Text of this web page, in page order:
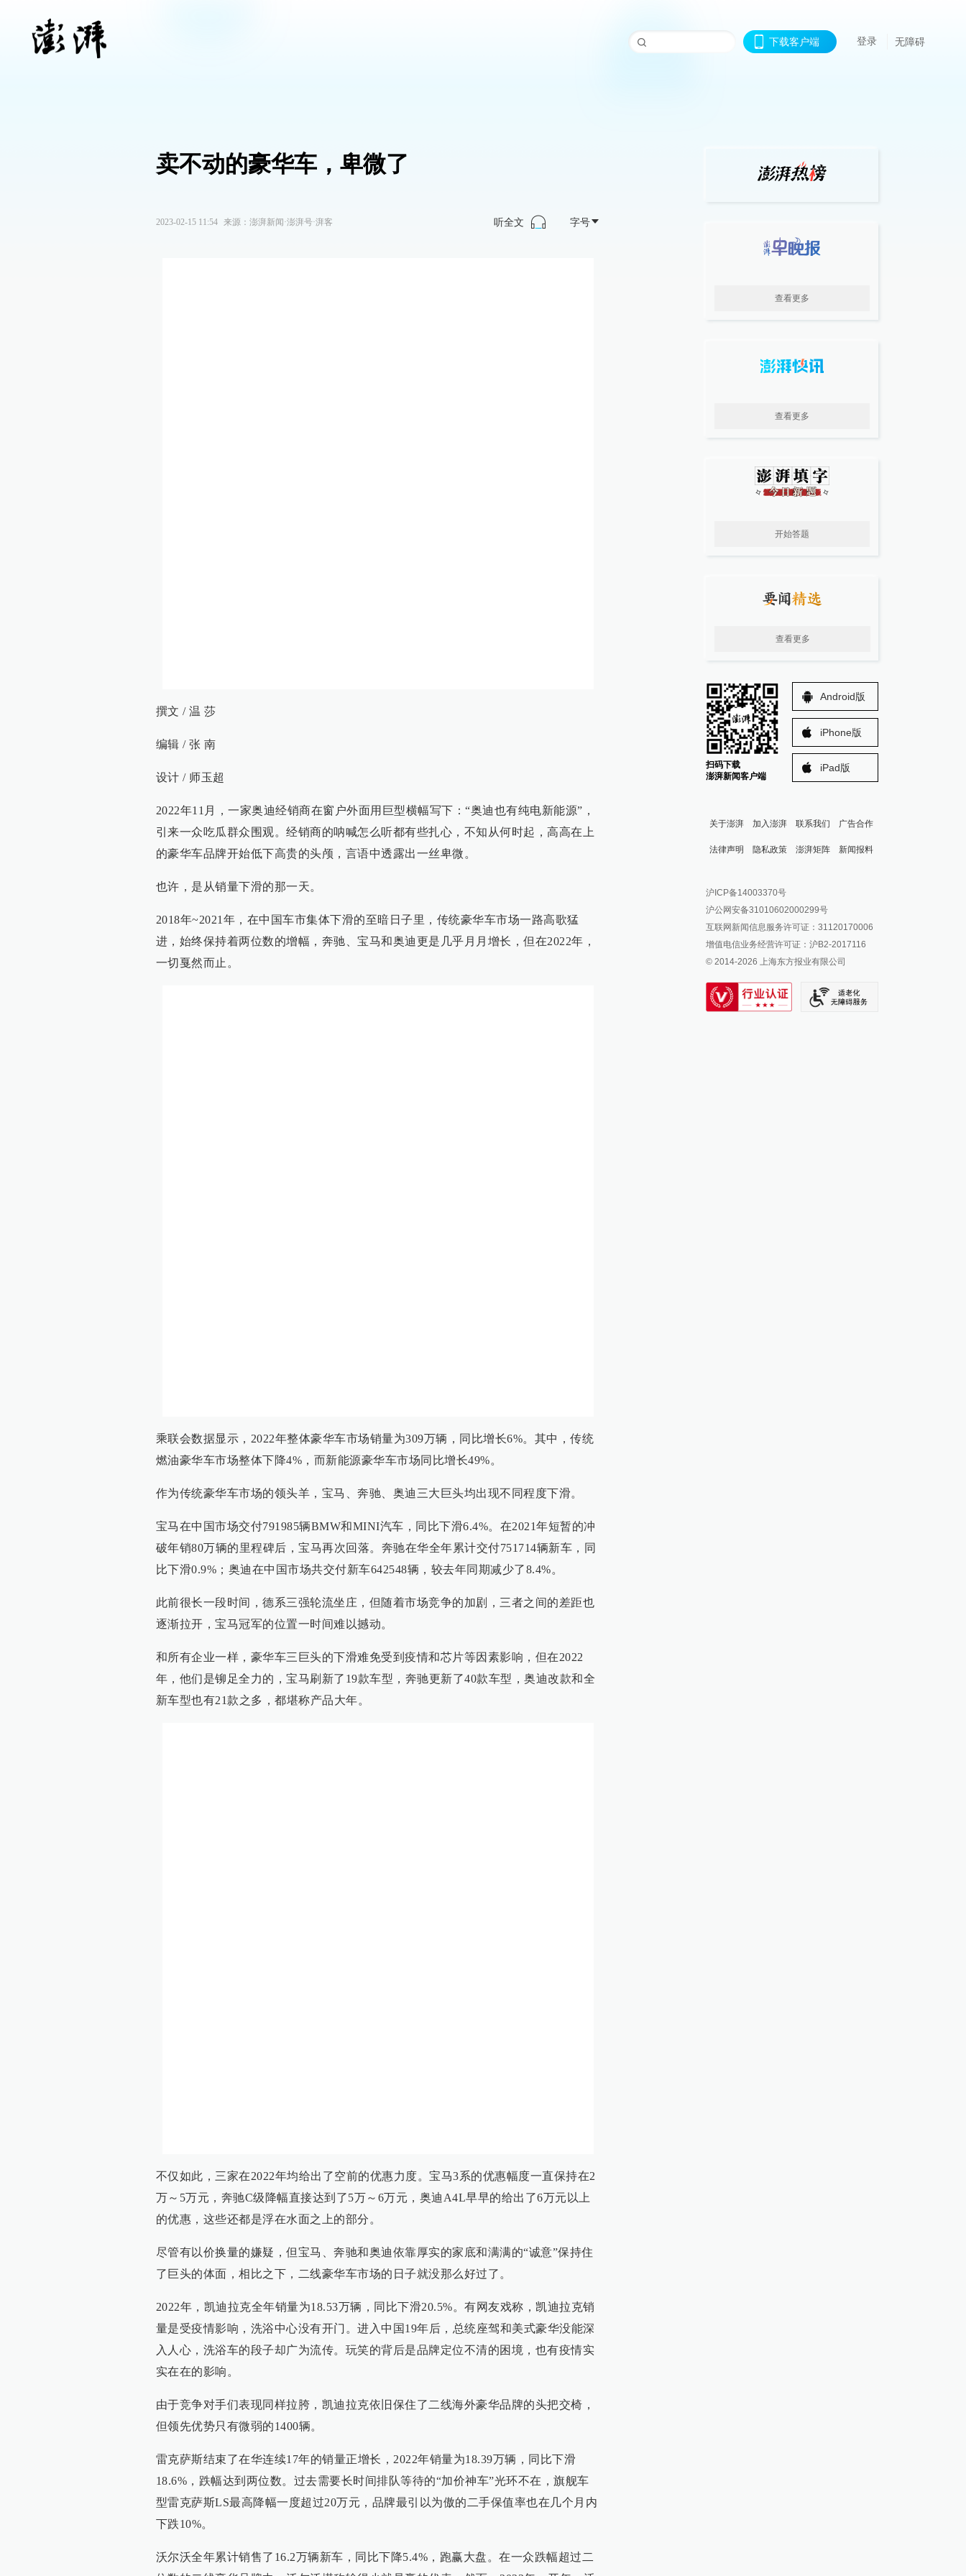
下载客户端 登录 无障碍
卖不动的豪华车，卑微了
2023-02-15 11:54 来源： 澎湃新闻·澎湃号·湃客 听全文 字号
撰文 / 温 莎
编辑 / 张 南
设计 / 师玉超
2022年11月，一家奥迪经销商在窗户外面用巨型横幅写下：“奥迪也有纯电新能源”，
引来一众吃瓜群众围观。经销商的呐喊怎么听都有些扎心，不知从何时起，高高在上
的豪华车品牌开始低下高贵的头颅，言语中透露出一丝卑微。
也许，是从销量下滑的那一天。
2018年~2021年，在中国车市集体下滑的至暗日子里，传统豪华车市场一路高歌猛
进，始终保持着两位数的增幅，奔驰、宝马和奥迪更是几乎月月增长，但在2022年，
一切戛然而止。
乘联会数据显示，2022年整体豪华车市场销量为309万辆，同比增长6%。其中，传统
燃油豪华车市场整体下降4%，而新能源豪华车市场同比增长49%。
作为传统豪华车市场的领头羊，宝马、奔驰、奥迪三大巨头均出现不同程度下滑。
宝马在中国市场交付791985辆BMW和MINI汽车，同比下滑6.4%。在2021年短暂的冲
破年销80万辆的里程碑后，宝马再次回落。奔驰在华全年累计交付751714辆新车，同
比下滑0.9%；奥迪在中国市场共交付新车642548辆，较去年同期减少了8.4%。
此前很长一段时间，德系三强轮流坐庄，但随着市场竞争的加剧，三者之间的差距也
逐渐拉开，宝马冠军的位置一时间难以撼动。
和所有企业一样，豪华车三巨头的下滑难免受到疫情和芯片等因素影响，但在2022
年，他们是铆足全力的，宝马刷新了19款车型，奔驰更新了40款车型，奥迪改款和全
新车型也有21款之多，都堪称产品大年。
不仅如此，三家在2022年均给出了空前的优惠力度。宝马3系的优惠幅度一直保持在2
万～5万元，奔驰C级降幅直接达到了5万～6万元，奥迪A4L早早的给出了6万元以上
的优惠，这些还都是浮在水面之上的部分。
尽管有以价换量的嫌疑，但宝马、奔驰和奥迪依靠厚实的家底和满满的“诚意”保持住
了巨头的体面，相比之下，二线豪华车市场的日子就没那么好过了。
2022年，凯迪拉克全年销量为18.53万辆，同比下滑20.5%。有网友戏称，凯迪拉克销
量是受疫情影响，洗浴中心没有开门。进入中国19年后，总统座驾和美式豪华没能深
入人心，洗浴车的段子却广为流传。玩笑的背后是品牌定位不清的困境，也有疫情实
实在在的影响。
由于竞争对手们表现同样拉胯，凯迪拉克依旧保住了二线海外豪华品牌的头把交椅，
但领先优势只有微弱的1400辆。
雷克萨斯结束了在华连续17年的销量正增长，2022年销量为18.39万辆，同比下滑
18.6%，跌幅达到两位数。过去需要长时间排队等待的“加价神车”光环不在，旗舰车
型雷克萨斯LS最高降幅一度超过20万元，品牌最引以为傲的二手保值率也在几个月内
下跌10%。
沃尔沃全年累计销售了16.2万辆新车，同比下降5.4%，跑赢大盘。在一众跌幅超过二
查看更多
查看更多
开始答题
查看更多
扫码下载
澎湃新闻客户端
Android版
iPhone版
iPad版
关于澎湃 加入澎湃 联系我们 广告合作
法律声明 隐私政策 澎湃矩阵
澎湃新闻公众号
澎湃新闻抖音号
派生万物开放平台
IP SHANGHAI
SIXTH TONE
新闻报料
报料邮箱: news@thepaper.cn
沪ICP备14003370号
沪公网安备31010602000299号
互联网新闻信息服务许可证：31120170006
增值电信业务经营许可证：沪B2-2017116
© 2014-2026 上海东方报业有限公司